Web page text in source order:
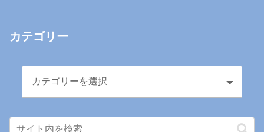
カテゴリー